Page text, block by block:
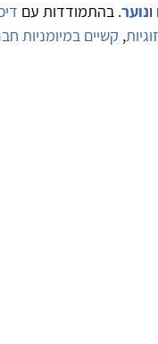
ונוער. בהתמודדות עם
, קשיים במיומניות